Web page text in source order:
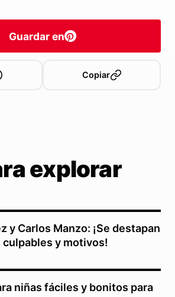
Guardar en
Copiar
explorar
y Carlos Manzo: ¡Se destapan
y motivos!
niñas fáciles y bonitos para